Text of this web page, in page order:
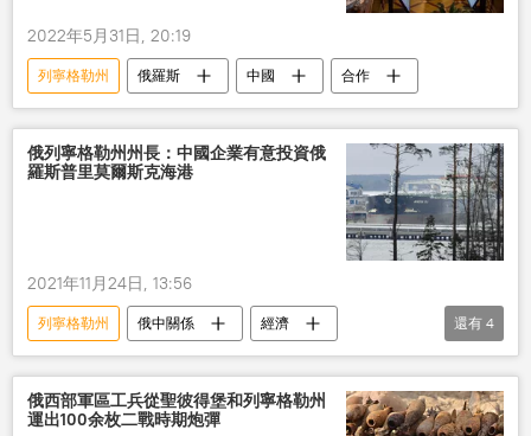
2022年5月31日, 20:19
列寧格勒州 俄羅斯 中國 合作
俄列寧格勒州州長：中國企業有意投資俄
羅斯普里莫爾斯克海港
2021年11月24日, 13:56
列寧格勒州 俄中關係
經濟
北方海路
投資
中國
俄羅斯
還有 4
俄西部軍區工兵從聖彼得堡和列寧格勒州
運出100余枚二戰時期炮彈